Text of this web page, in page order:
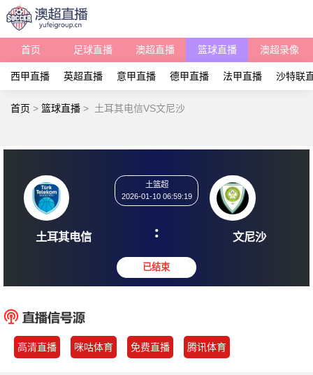
首页 足球直播 澳超直播 篮球直播 澳超录像
西甲直播 英超直播 意甲直播 德甲直播 法甲直播 沙特联
首页 > 篮球直播 > 土耳其电信VS文尼沙
土耳其电信
2026-01-10 06:59:19
: 文
高清直播 咪咕体育 免费直播 腾讯体育